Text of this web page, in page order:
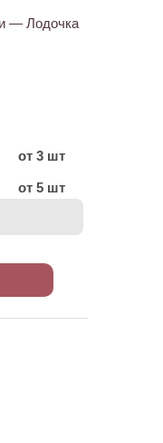
— Лодочка
от 3 шт
от 5 шт